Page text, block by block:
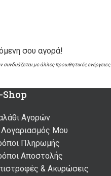
σου αγορά!
συνδυάζεται με άλλες προωθητικές ενέργειες.
Shop
Αγορών
Μου
Πληρωμής
Αποστολής
& Ακυρώσεις